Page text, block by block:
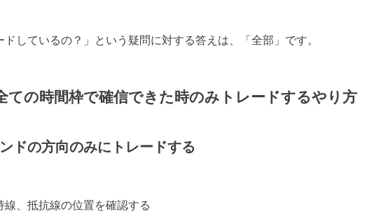
ドしているの？」という疑問に対する答えは、「全部」です。
ての時間枠で確信できた時のみトレードするやり方
ドの方向のみにトレードする
線、抵抗線の位置を確認する